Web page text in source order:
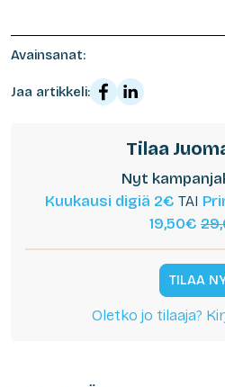
Avainsanat:
Jaa artikkeli:
Tilaa
Nyt
Kuukausi digiä 2€ TAI
19,50€
TILAA
Oletko jo tilaaja?